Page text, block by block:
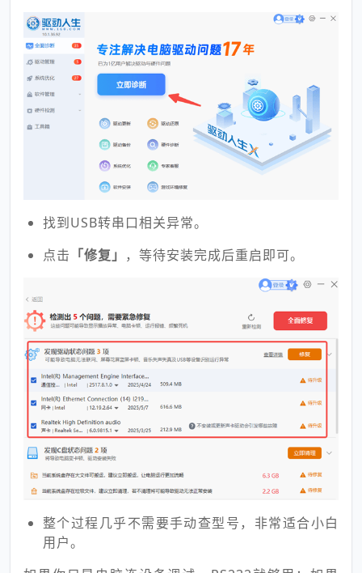
找到USB转串口相关异常。
点击 「修复」 ，等待安装完成后重启即可。
整个过程几乎不需要手动查型号，非常适合小白
用户。